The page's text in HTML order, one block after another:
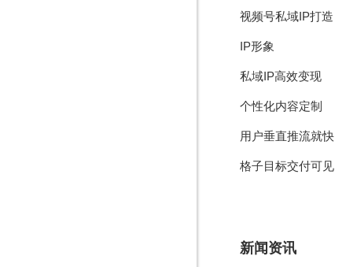
视频号私域IP打造
IP形象
私域IP高效变现
个性化内容定制
用户垂直推流就快
格子目标交付可见
新闻资讯